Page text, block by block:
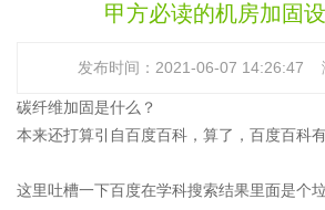
甲方必读的机房加固
发布时间：2021-06-07 14:26:47
碳纤维加固是什么？
本来还打算引自百度百科，算了，百度百科有
这里吐槽一下百度在学科搜索结果里面是个垃